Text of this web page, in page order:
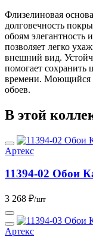
Флизелиновая
долговечность
обоям элегантность
позволяет легко
внешний вид.
помогает сохранить
времени. Моющийся
обоев.
В этой
Артекс
11394-02 Обои
3 268 ₽/шт
Артекс